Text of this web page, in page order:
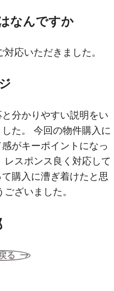
なんですか
応いただきました。
分かりやすい説明をい
た。 今回の物件購入に
がキーポイントになっ
スポンス良く対応して
購入に漕ぎ着けたと思
ざいました。
る